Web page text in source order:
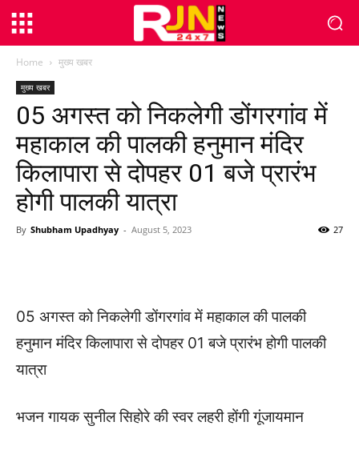
Home मुख्य खबर
मुख्य खबर
05 अगस्त को निकलेगी डोंगरगांव में
महाकाल की पालकी हनुमान मंदिर
किलापारा से दोपहर 01 बजे प्रारंभ
होगी पालकी यात्रा
By Shubham Upadhyay - August 5, 2023 27
05 अगस्त को निकलेगी डोंगरगांव में महाकाल की पालकी
हनुमान मंदिर किलापारा से दोपहर 01 बजे प्रारंभ होगी पालकी
यात्रा
भजन गायक सुनील सिहोरे की स्वर लहरी होंगी गूंजायमान